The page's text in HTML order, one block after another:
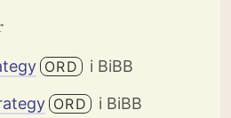
ORD
i BiBB
ORD i BiBB